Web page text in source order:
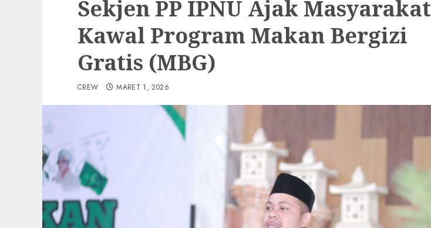
Sekjen PP IPNU Ajak Masyarakat
Kawal Program Makan Bergizi
Gratis (MBG)
CREW MARET 1, 2026